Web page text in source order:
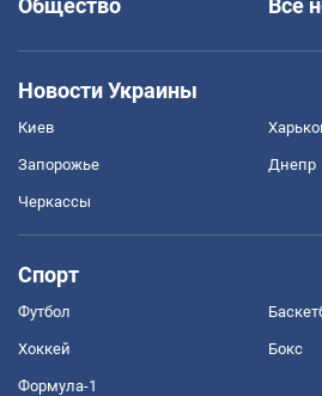
Новости Украины
Киев
Запорожье Днепр
Черкассы
Спорт
Футбол
Хоккей Бокс
Формула-1